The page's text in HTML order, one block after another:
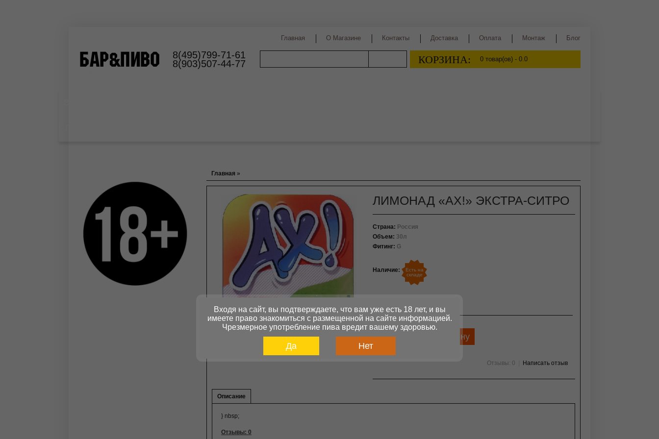
Главная О Магазине Контакты Доставка Оплата Монтаж Блог
КОРЗИНА: 0 товар(ов) - 0.0
8(495)799-71-61
8(903)507-44-77
Главная »
ЛИМОНАД «АХ!» ЭКСТРА-СИТРО
Страна: Россия
Объем: 30л
Фитинг: G
Наличие:
Есть на
складе
Кол-ва: В корзину
Отзывы: 0 Написать отзыв
Описание
} nbsp;
Отзывы: 0
Входя на сайт, вы подтверждаете, что вам уже есть 18 лет, и вы
имеете право знакомиться с размещенной на сайте информацией.
Чрезмерное употребление пива вредит вашему здоровью.
Да Нет